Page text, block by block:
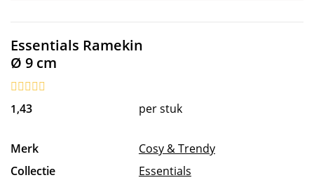
Essentials Ramekin
Ø 9 cm
1,43 per stuk
Merk
Cosy & Trendy
Collectie
Essentials